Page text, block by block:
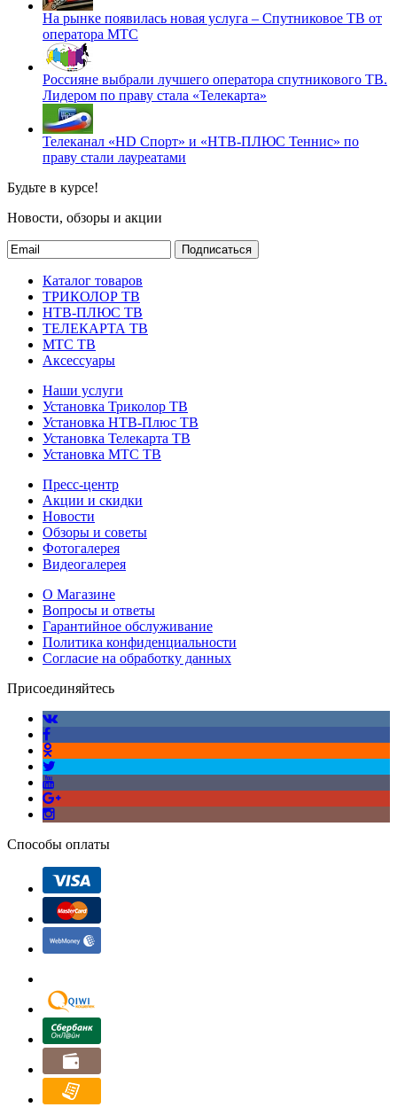
На рынке появилась новая услуга – Спутниковое ТВ от
оператора МТС
Россияне выбрали лучшего оператора спутникового ТВ.
Лидером по праву стала «Телекарта»
Телеканал «HD Спорт» и «НТВ-ПЛЮС Теннис» по
праву стали лауреатами
Будьте в курсе!
Новости, обзоры и акции
Подписаться
Каталог товаров
ТРИКОЛОР ТВ
НТВ-ПЛЮС ТВ
ТЕЛЕКАРТА ТВ
МТС ТВ
Аксессуары
Наши услуги
Установка Триколор ТВ
Установка НТВ-Плюс ТВ
Установка Телекарта ТВ
Установка МТС ТВ
Пресс-центр
Акции и скидки
Новости
Обзоры и советы
Фотогалерея
Видеогалерея
О Магазине
Вопросы и ответы
Гарантийное обслуживание
Политика конфиденциальности
Согласие на обработку данных
Присоединяйтесь
Способы оплаты